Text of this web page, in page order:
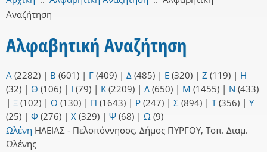
Αναζήτηση
Αλφαβητική Αναζήτηση
Α (2282) | Β (601) | Γ (409) | Δ (485) | Ε (320) | Ζ (119) | Η
(32) | Θ (106) | Ι (79) | Κ (2209) | Λ (650) | Μ (1455) | Ν (433)
| Ξ (102) | Ο (130) | Π (1643) | Ρ (247) | Σ (894) | Τ(356) | Υ
(25) | Φ (276) | Χ (329) | Ψ (68) | Ω (9)
Ωλένη ΗΛΕΙΑΣ - Πελοπόννησος. Δήμος ΠΥΡΓΟΥ, Τοπ. Διαμ.
Ωλένης